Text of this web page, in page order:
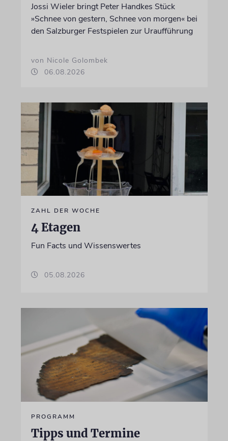
Jossi Wieler bringt Peter Handkes Stück
»Schnee von gestern, Schnee von morgen« bei
den Salzburger Festspielen zur Uraufführung
von Nicole Golombek
06.08.2026
ZAHL DER WOCHE
4 Etagen
Fun Facts und Wissenswertes
05.08.2026
PROGRAMM
Tipps und Termine